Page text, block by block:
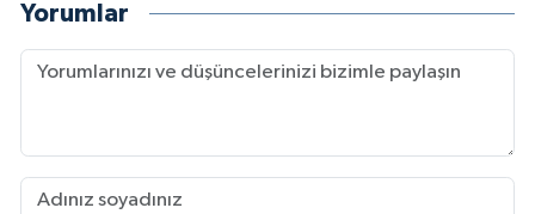
Yorumlar